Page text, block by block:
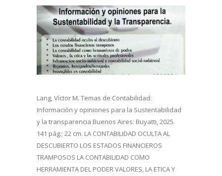
Lang, Víctor M. Temas de Contabilidad:
Información y opiniones para la Sustentabilidad
y la transparencia Buenos Aires: Buyatti, 2025.
141 pág.; 22 cm. LA CONTABILIDAD OCULTA AL
DESCUBIERTO LOS ESTADOS FINANCIEROS
TRAMPOSOS LA CONTABILIDAD COMO
HERRAMIENTA DEL PODER VALORES, LA ETICA Y